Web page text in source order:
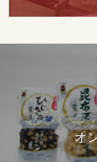
オ